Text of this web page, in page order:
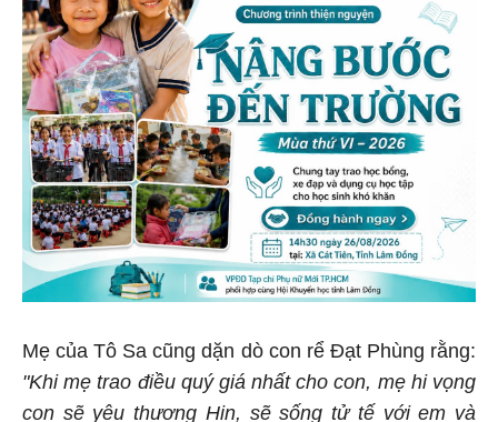
Mẹ của Tô Sa cũng dặn dò con rể Đạt Phùng rằng:
"Khi mẹ trao điều quý giá nhất cho con, mẹ hi vọng
con sẽ yêu thương Hin, sẽ sống tử tế với em và